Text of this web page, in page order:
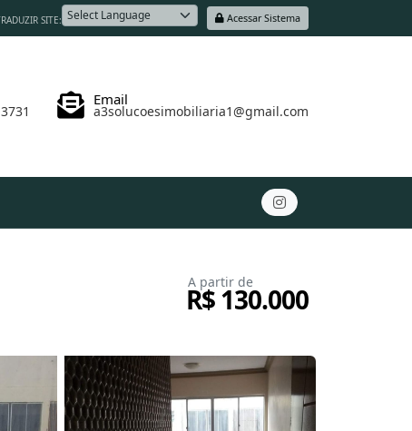
Acessar Sistema
SITE:
Email
a3solucoesimobiliaria1@gmail.com
A partir de
R$ 130.000